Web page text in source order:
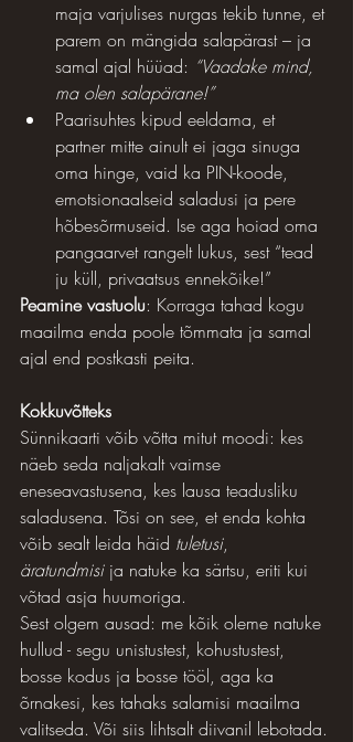
maja varjulises nurgas tekib tunne, et
parem on mängida salapärast – ja
samal ajal hüüad: “Vaadake mind,
ma olen salapärane!”
Paarisuhtes kipud eeldama, et
partner mitte ainult ei jaga sinuga
oma hinge, vaid ka PIN-koode,
emotsionaalseid saladusi ja pere
hõbesõrmuseid. Ise aga hoiad oma
pangaarvet rangelt lukus, sest “tead
ju küll, privaatsus ennekõike!”
Peamine vastuolu: Korraga tahad kogu
maailma enda poole tõmmata ja samal
ajal end postkasti peita.
Kokkuvõtteks
Sünnikaarti võib võtta mitut moodi: kes
näeb seda naljakalt vaimse
eneseavastusena, kes lausa teadusliku
saladusena. Tõsi on see, et enda kohta
võib sealt leida häid tuletusi,
äratundmisi ja natuke ka särtsu, eriti kui
võtad asja huumoriga.
Sest olgem ausad: me kõik oleme natuke
hullud - segu unistustest, kohustustest,
bosse kodus ja bosse tööl, aga ka
õrnakesi, kes tahaks salamisi maailma
valitseda. Või siis lihtsalt diivanil lebotada.